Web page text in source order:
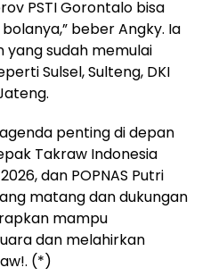
PSTI Gorontalo bisa
beber Angky. Ia
yang sudah memulai
Sulsel, Sulteng, DKI
penting di depan
Takraw Indonesia
dan POPNAS Putri
matang dan dukungan
mampu
dan melahirkan
(*)